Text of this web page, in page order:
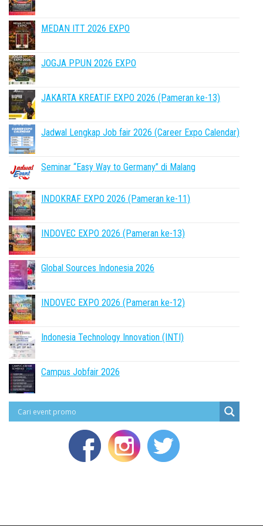
MEDAN ITT 2026 EXPO
JOGJA PPUN 2026 EXPO
JAKARTA KREATIF EXPO 2026 (Pameran ke-13)
Jadwal Lengkap Job fair 2026 (Career Expo Calendar)
Seminar “Easy Way to Germany” di Malang
INDOKRAF EXPO 2026 (Pameran ke-11)
INDOVEC EXPO 2026 (Pameran ke-13)
Global Sources Indonesia 2026
INDOVEC EXPO 2026 (Pameran ke-12)
Indonesia Technology Innovation (INTI)
Campus Jobfair 2026